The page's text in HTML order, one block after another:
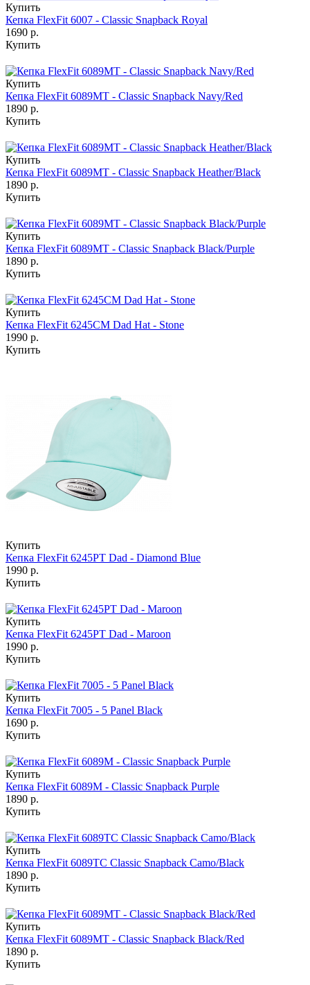
Купить
Кепка FlexFit 6007 - Classic Snapback Royal
1690 р.
Купить
Купить
Кепка FlexFit 6089MT - Classic Snapback Navy/Red
1890 р.
Купить
Купить
Кепка FlexFit 6089MT - Classic Snapback Heather/Black
1890 р.
Купить
Купить
Кепка FlexFit 6089MT - Classic Snapback Black/Purple
1890 р.
Купить
Купить
Кепка FlexFit 6245CM Dad Hat - Stone
1990 р.
Купить
Купить
Кепка FlexFit 6245PT Dad - Diamond Blue
1990 р.
Купить
Купить
Кепка FlexFit 6245PT Dad - Maroon
1990 р.
Купить
Купить
Кепка FlexFit 7005 - 5 Panel Black
1690 р.
Купить
Купить
Кепка FlexFit 6089M - Classic Snapback Purple
1890 р.
Купить
Купить
Кепка FlexFit 6089TC Classic Snapback Camo/Black
1890 р.
Купить
Купить
Кепка FlexFit 6089MT - Classic Snapback Black/Red
1890 р.
Купить